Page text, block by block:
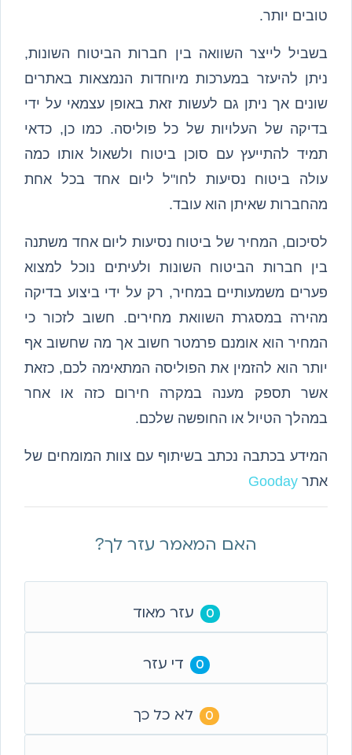
טובים יותר.
בשביל לייצר השוואה בין חברות הביטוח השונות,
ניתן להיעזר במערכות מיוחדות הנמצאות באתרים
שונים אך ניתן גם לעשות זאת באופן עצמאי על ידי
בדיקה של העלויות של כל פוליסה. כמו כן, כדאי
תמיד להתייעץ עם סוכן ביטוח ולשאול אותו כמה
עולה ביטוח נסיעות לחו"ל ליום אחד בכל אחת
מהחברות שאיתן הוא עובד.
לסיכום, המחיר של ביטוח נסיעות ליום אחד משתנה
בין חברות הביטוח השונות ולעיתים נוכל למצוא
פערים משמעותיים במחיר, רק על ידי ביצוע בדיקה
מהירה במסגרת השוואת מחירים. חשוב לזכור כי
המחיר הוא אומנם פרמטר חשוב אך מה שחשוב אף
יותר הוא להזמין את הפוליסה המתאימה לכם, כזאת
אשר תספק מענה במקרה חירום כזה או אחר
במהלך הטיול או החופשה שלכם.
המידע בכתבה נכתב בשיתוף עם צוות המומחים של
אתר Gooday
האם המאמר עזר לך?
0 עזר מאוד
0 די עזר
0 לא כל כך